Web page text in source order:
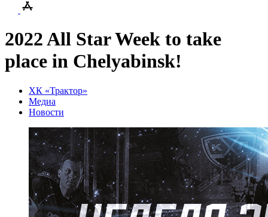
2022 All Star Week to take
place in Chelyabinsk!
ХК «Трактор»
Медиа
Новости